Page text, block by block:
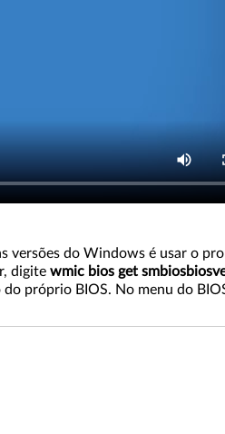
versões do Windows é usar o
digite wmic bios get
próprio BIOS. No menu do